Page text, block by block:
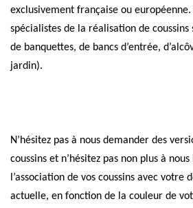
exclusivement française ou européenne.
spécialistes de la réalisation de coussins
de banquettes, de bancs d’entrée,
jardin).
N’hésitez pas à nous demander des
coussins et n’hésitez pas non plus à
l’association de vos coussins avec
actuelle, en fonction de la couleur de